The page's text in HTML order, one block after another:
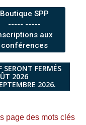
Boutique SPP
----- -----
aux
conférences
SERONT FERMÉS
2026
2026.
page des mots clés